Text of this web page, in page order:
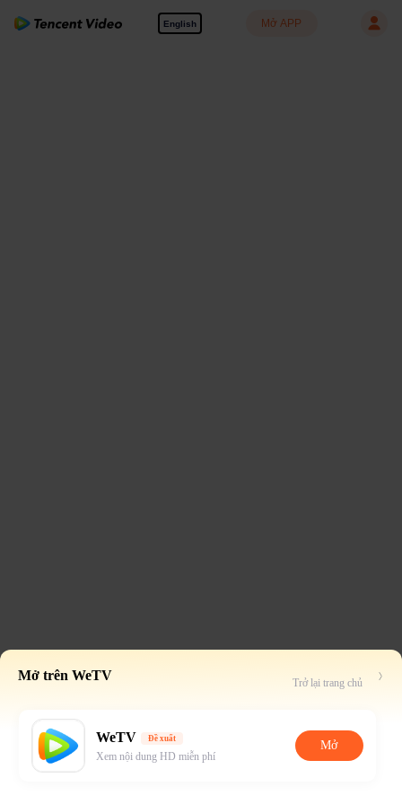
English Mở APP
Mở trên WeTV Trở lại trang chủ
WeTV Đề xuất
Xem nội dung HD miễn phí
Mở